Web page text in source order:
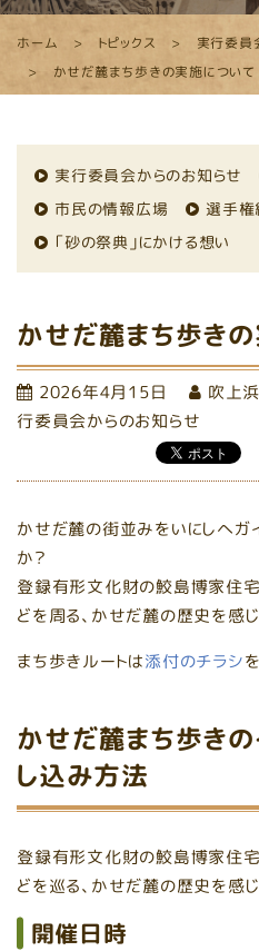
ホーム トピックス
実行委員
かせだ麓まち歩きの実施について
実行委員会からのお知らせ
市民の情報広場
選手権
「砂の祭典」にかける想い
かせだ麓まち歩き
2026年4月15日 吹上
行委員会からのお知らせ
かせだ麓の街並みをいにしへガ
か？
登録有形文化財の鮫島博家住
どを周る、かせだ麓の歴史を感
まち歩きルートは添付のチラシ
かせだ麓まち歩きの
し込み方法
登録有形文化財の鮫島博家住
どを巡る、かせだ麓の歴史を感
開催日時